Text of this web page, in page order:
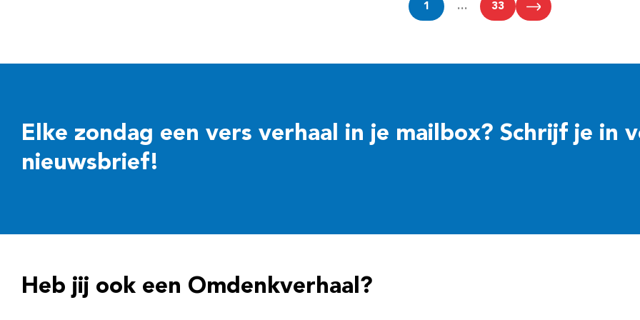
1 … 33
Elke zondag een vers verhaal in je mailbox? Schrijf je in
nieuwsbrief!
Heb jij ook een Omdenkverhaal?